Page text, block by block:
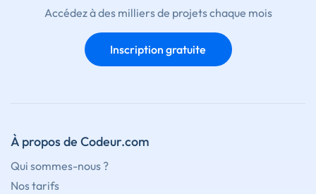
Accédez à des milliers de projets chaque mois
Inscription gratuite
À propos de Codeur.com
Qui sommes-nous ?
Nos tarifs